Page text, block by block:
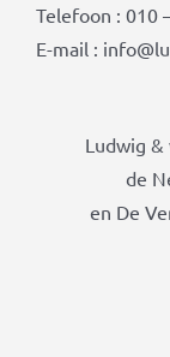
Telefoon : 010
E-mail :
Ludwig &
de
en De